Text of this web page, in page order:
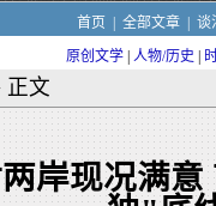
首页 全部文章| 谈
原创文学 人物/历史
正文
岸现况满